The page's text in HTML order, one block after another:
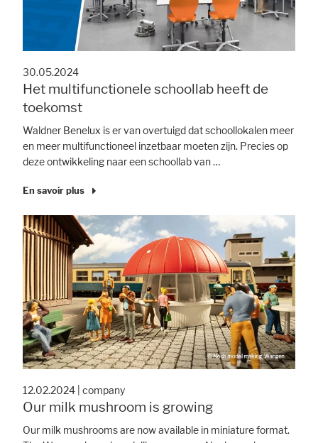
30.05.2024
Het multifunctionele schoollab heeft de
toekomst
Waldner Benelux is er van overtuigd dat schoollokalen meer
en meer multifunctioneel inzetbaar moeten zijn. Precies op
deze ontwikkeling naar een schoollab van …
En savoir plus
12.02.2024 company
Our milk mushroom is growing
Our milk mushrooms are now available in miniature format.